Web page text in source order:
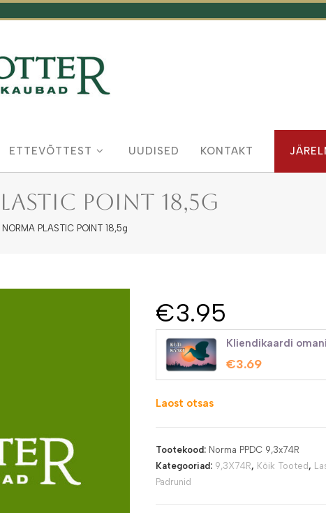
ETTEVÕTTEST UUDISED KONTAKT
POINT 18,5g
PLASTIC POINT 18,5g
€3.95
Kliendikaardi
€3.69
Laost otsas
Tootekood: Norma PPDC 9,3x74R
Kategooriad: 9,3X74R, Kõik Tooted ,
Padrunid